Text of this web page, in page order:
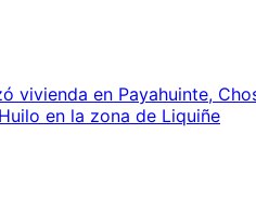
vivienda en Payahuinte,
en la zona de Liquiñe